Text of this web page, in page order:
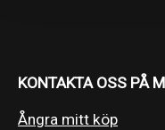
KONTAKTA OSS PÅ
Ångra mitt köp